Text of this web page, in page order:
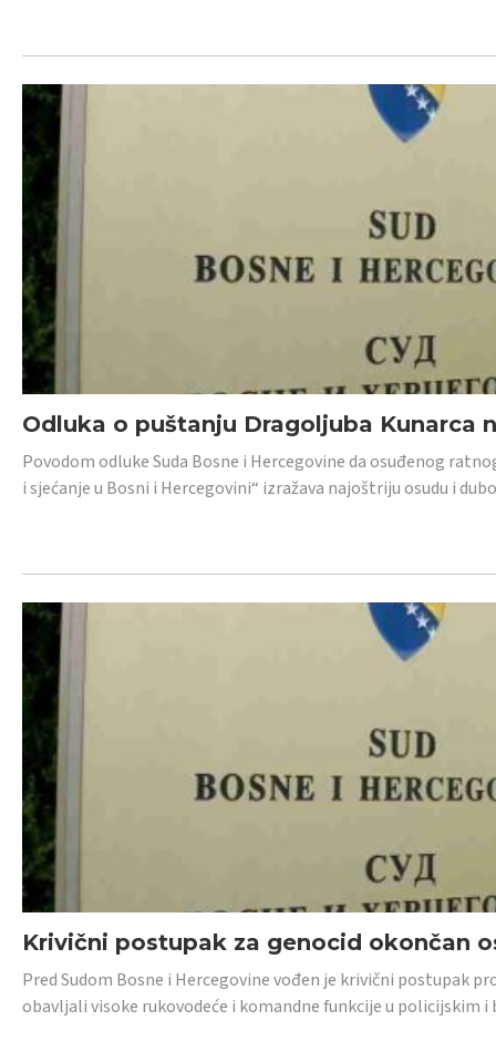
Odluka o puštanju Dragoljuba Kunarca
Povodom odluke Suda Bosne i Hercegovine da osuđenog
i sjećanje u Bosni i Hercegovini“ izražava najoštriju osudu i
Krivični postupak za genocid okončan
Pred Sudom Bosne i Hercegovine vođen je krivični postupak
obavljali visoke rukovodeće i komandne funkcije u policijskim